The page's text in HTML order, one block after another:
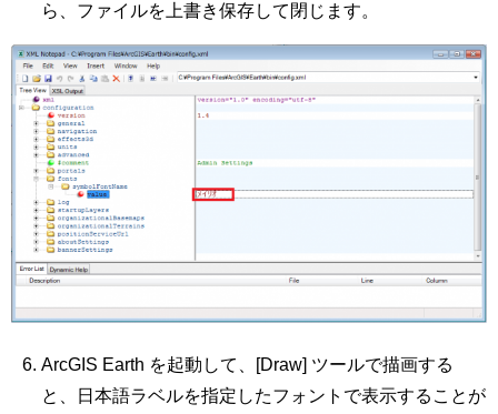
ら、ファイルを上書き保存して閉じます。
ArcGIS Earth を起動して、[Draw] ツールで描画する
と、日本語ラベルを指定したフォントで表示することが